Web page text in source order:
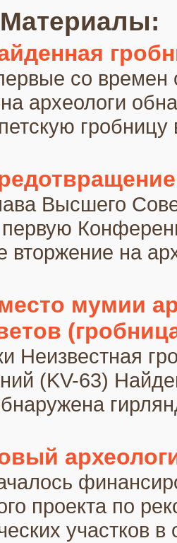
со времен
археологи
Высшего
первую
вторжение на
мумии
Неизвестная
(KV-63)
проекта по
участков